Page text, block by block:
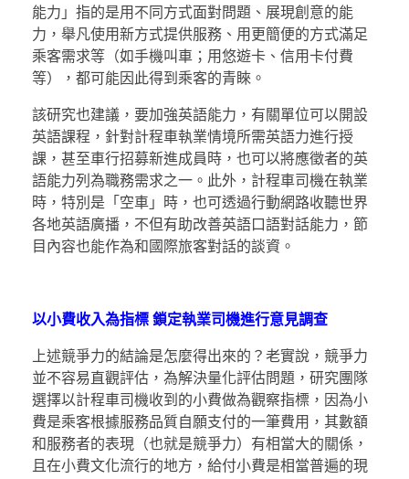
能力」指的是用不同方式面對問題、展現創意的能
力，舉凡使用新方式提供服務、用更簡便的方式滿足
乘客需求等（如手機叫車；用悠遊卡、信用卡付費
等），都可能因此得到乘客的青睞。
該研究也建議，要加強英語能力，有關單位可以開設
英語課程，針對計程車執業情境所需英語力進行授
課，甚至車行招募新進成員時，也可以將應徵者的英
語能力列為職務需求之一。此外，計程車司機在執業
時，特別是「空車」時，也可透過行動網路收聽世界
各地英語廣播，不但有助改善英語口語對話能力，節
目內容也能作為和國際旅客對話的談資。
以小費收入為指標 鎖定執業司機進行意見調查
上述競爭力的結論是怎麼得出來的？老實說，競爭力
並不容易直觀評估，為解決量化評估問題，研究團隊
選擇以計程車司機收到的小費做為觀察指標，因為小
費是乘客根據服務品質自願支付的一筆費用，其數額
和服務者的表現（也就是競爭力）有相當大的關係，
且在小費文化流行的地方，給付小費是相當普遍的現